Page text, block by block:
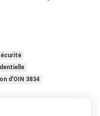
d'OIN 3834